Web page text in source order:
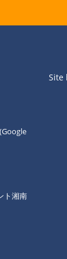
(Google
ト湘南
Site